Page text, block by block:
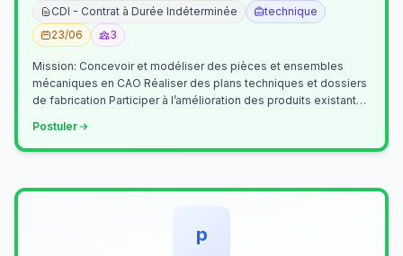
CDI - Contrat à Durée Indéterminée
technique
23/06
3
Mission: Concevoir et modéliser des pièces et ensembles
mécaniques en CAO Réaliser des plans techniques et dossiers
de fabrication Participer à l’amélioration des produits existants
Postuler
p